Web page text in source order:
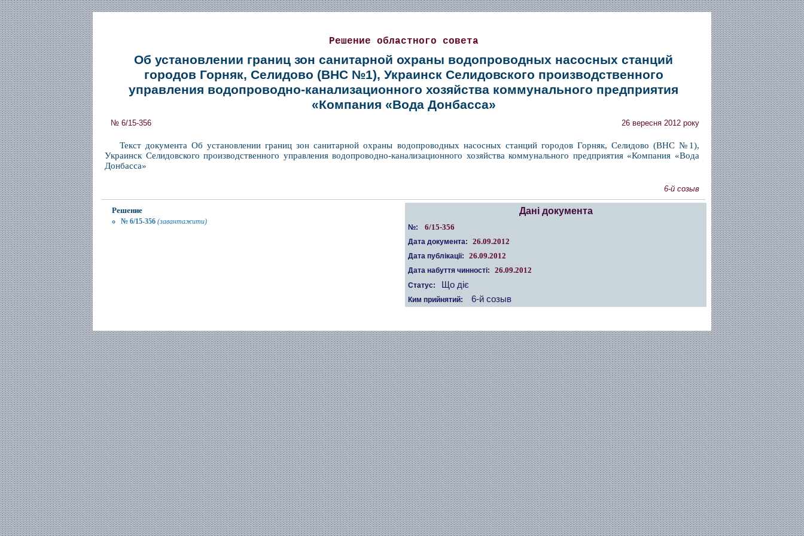
Решение областного совета
Об установлении границ зон санитарной охраны водопроводных насосных станций
городов Горняк, Селидово (ВНС №1), Украинск Селидовского производственного
управления водопроводно-канализационного хозяйства коммунального предприятия
«Компания «Вода Донбасса»
№ 6/15-356 26 вересня 2012 року
Текст документа Об установлении границ зон санитарной охраны водопроводных насосных станций городов Горняк, Селидово (ВНС №1),
Украинск Селидовского производственного управления водопроводно-канализационного хозяйства коммунального предприятия «Компания «Вода
Донбасса»
6-й созыв
Решение
№ 6/15-356 (завантажити)
Дані документа
№: 6/15-356
Дата документа: 26.09.2012
Дата публікації: 26.09.2012
Дата набуття чинності: 26.09.2012
Статус: Що діє
Ким прийнятий: 6-й созыв